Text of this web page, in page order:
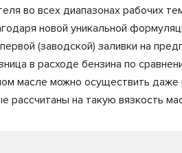
во всех диапазонах рабочих
новой уникальной
(заводской) заливки на
в расходе бензина по
масле можно осуществить
рассчитаны на такую вязкость